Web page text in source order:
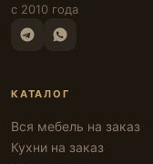
с 2010 года
КАТАЛОГ
Вся мебель на заказ
Кухни на заказ